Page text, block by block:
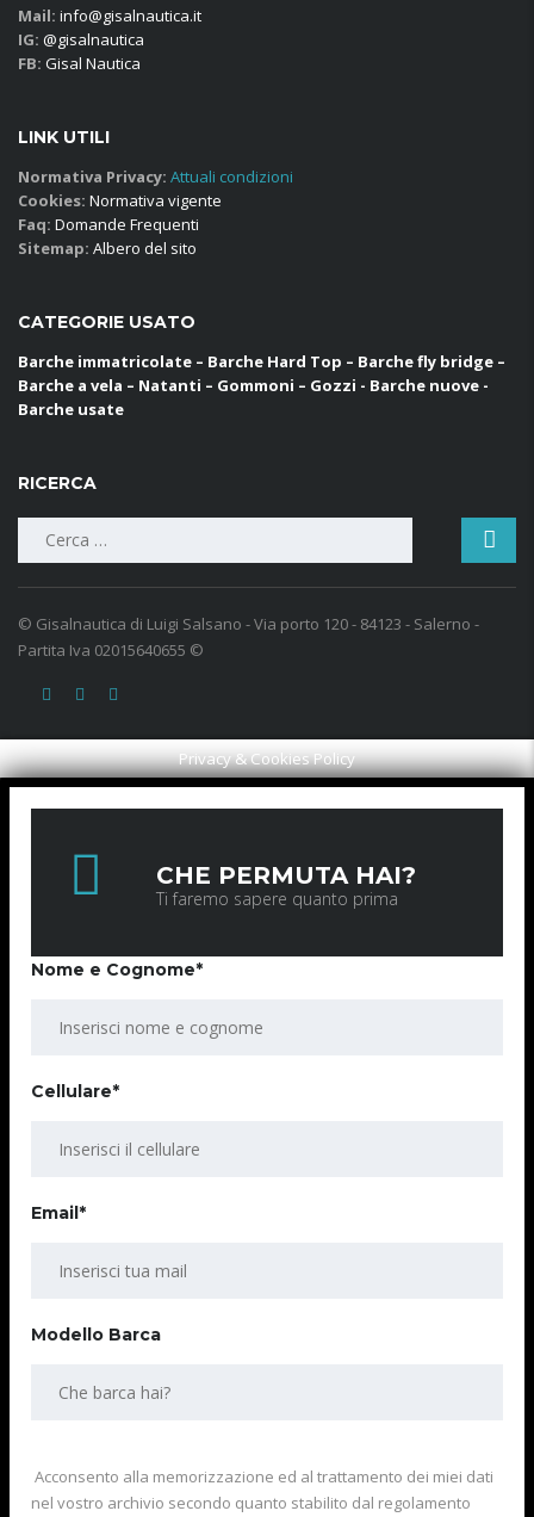
Mail: info@gisalnautica.it
IG: @gisalnautica
FB: Gisal Nautica
LINK UTILI
Normativa Privacy: Attuali condizioni
Cookies: Normativa vigente
Faq: Domande Frequenti
Sitemap: Albero del sito
CATEGORIE USATO
Barche immatricolate – Barche Hard Top – Barche fly bridge –
Barche a vela – Natanti – Gommoni – Gozzi - Barche nuove -
Barche usate
RICERCA
Ricerca
© Gisalnautica di Luigi Salsano - Via porto 120 - 84123 - Salerno -
Partita Iva 02015640655 ©
Privacy & Cookies Policy
CHE PERMUTA HAI?
Ti faremo sapere quanto prima
Nome e Cognome*
Cellulare*
Email*
Modello Barca
Acconsento alla memorizzazione ed al trattamento dei miei dati
nel vostro archivio secondo quanto stabilito dal regolamento